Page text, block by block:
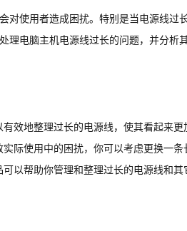
对使用者造成困扰。特别是当电源线过
理电脑主机电源线过长的问题，并分析
效地整理过长的电源线，使其看起来更
际使用中的困扰，你可以考虑更换一条
以帮助你管理和整理过长的电源线和其